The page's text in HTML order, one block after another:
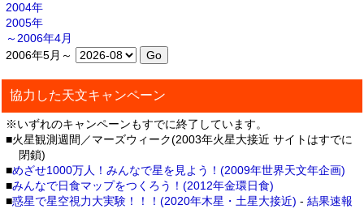
2004年
2005年
～2006年4月
2006年5月～
協力した天文キャンペーン
※いずれのキャンペーンもすでに終了しています。
■火星観測週間／マーズウィーク(2003年火星大接近 サイトはすでに
閉鎖)
■めざせ1000万人！みんなで星を見よう！(2009年世界天文年企画)
■みんなで日食マップをつくろう！(2012年金環日食)
■惑星で星空視力大実験！！！(2020年木星・土星大接近) - 結果速報